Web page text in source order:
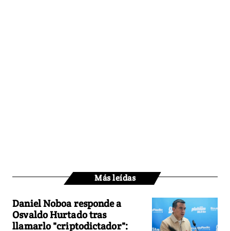
Más leídas
Daniel Noboa responde a
Osvaldo Hurtado tras
llamarlo "criptodictador":